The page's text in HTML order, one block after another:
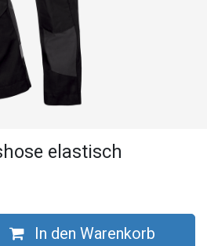
elastisch
In den Warenkorb